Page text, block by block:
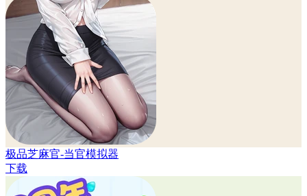
极品芝麻官-当官模拟器
下载